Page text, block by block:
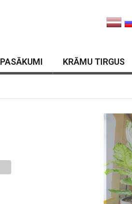
PASĀKUMI KRĀMU TIRGUS